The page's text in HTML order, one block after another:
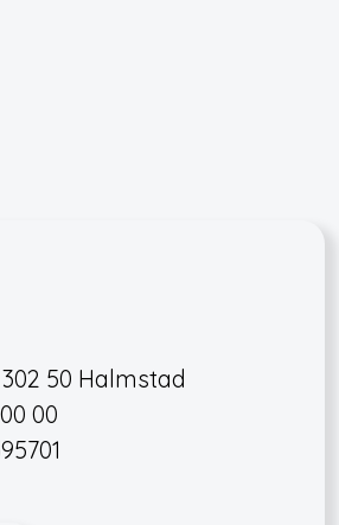
50 Halmstad
00